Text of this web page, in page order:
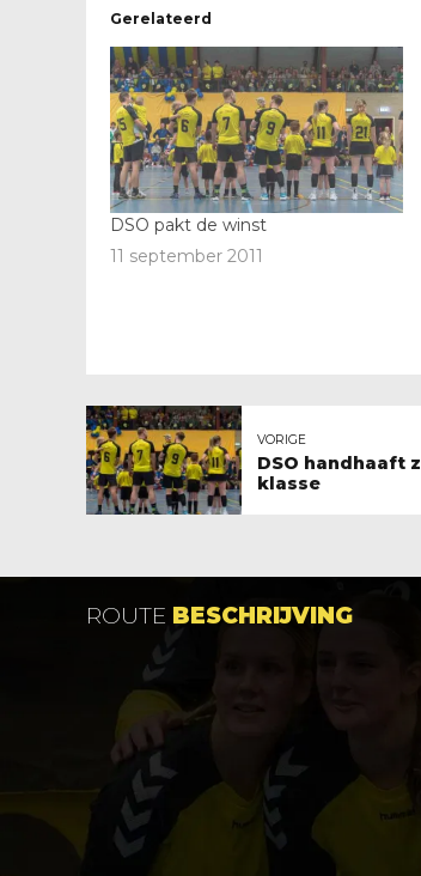
Gerelateerd
DSO pakt de winst
11 september 2011
VORIGE
DSO handhaaft
klasse
ROUTE BESCHRIJVING